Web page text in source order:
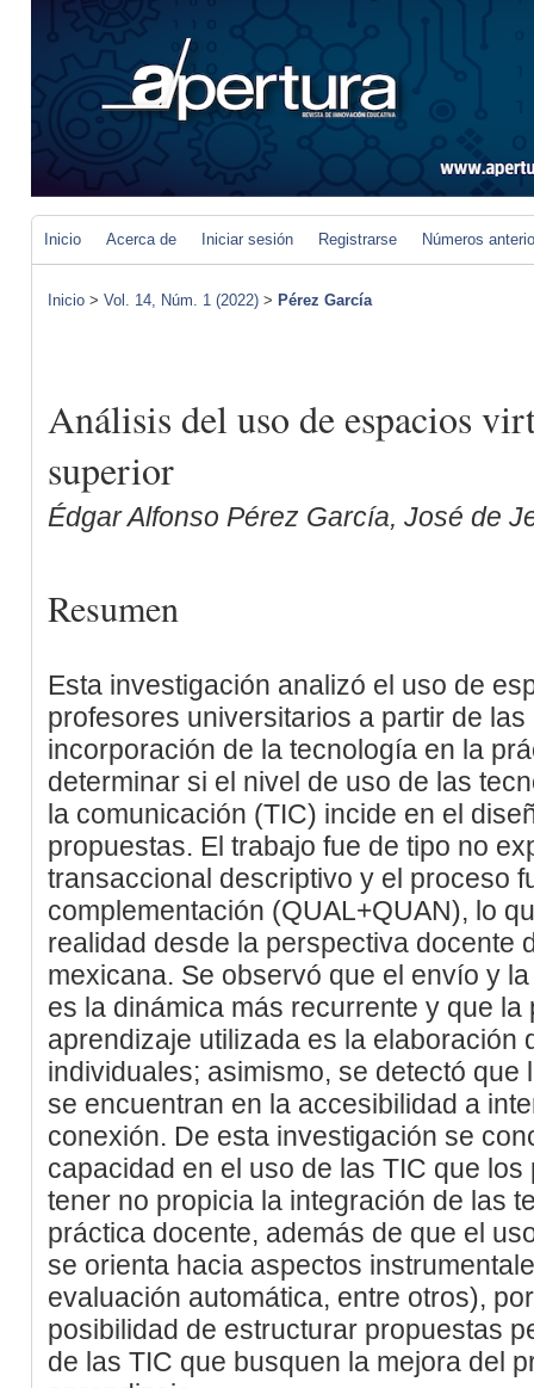
Inicio Acerca de Iniciar sesión Registrarse Números
Inicio > Vol. 14, Núm. 1 (2022) > Pérez García
Análisis del uso de espacios
superior
Édgar Alfonso Pérez García, José de
Resumen
Esta investigación analizó el uso de
profesores universitarios a partir de
incorporación de la tecnología en la
determinar si el nivel de uso de las
la comunicación (TIC) incide en el
propuestas. El trabajo fue de tipo no
transaccional descriptivo y el proceso
complementación (QUAL+QUAN), lo
realidad desde la perspectiva docente
mexicana. Se observó que el envío y
es la dinámica más recurrente y que
aprendizaje utilizada es la elaboración
individuales; asimismo, se detectó
se encuentran en la accesibilidad a
conexión. De esta investigación se
capacidad en el uso de las TIC que
tener no propicia la integración de las
práctica docente, además de que el
se orienta hacia aspectos
evaluación automática, entre otros),
posibilidad de estructurar propuestas
de las TIC que busquen la mejora del